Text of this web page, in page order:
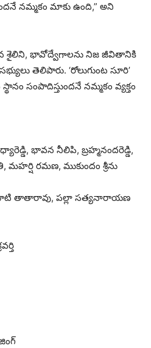
నమ్మకం మాకు ఉంది,” అని
శైలిని, భావోద్వేగాలను నిజ జీవితానికి
తెలిపారు. ‘రోలుగుంట సూరి’
సంపాదిస్తుందనే నమ్మకం వ్యక్తం
భావన నీలిపి, బ్రహ్మనందరెడ్డి,
రమణ, ముకుందం శ్రీను
తాతారావు, పల్లా సత్యనారాయణ